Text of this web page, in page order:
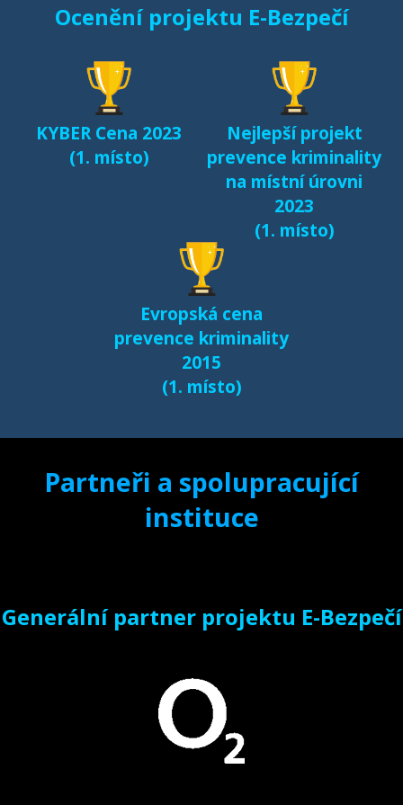
Ocenění projektu E-Bezpečí
KYBER Cena 2023
(1. místo)
Nejlepší projekt
prevence kriminality
na místní úrovni
2023
(1. místo)
Evropská cena
prevence kriminality
2015
(1. místo)
Partneři a spolupracující
instituce
Generální partner projektu E-Bezpečí